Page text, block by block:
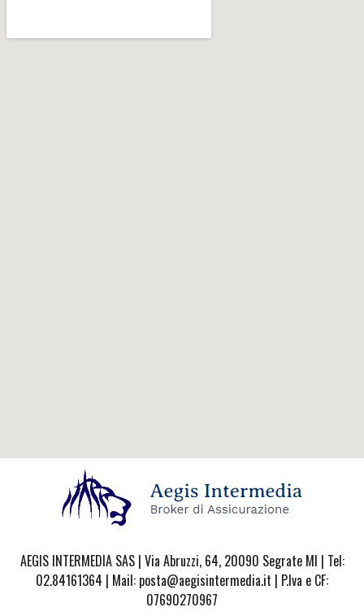
AEGIS INTERMEDIA SAS | Via Abruzzi, 64, 20090 Segrate MI | Tel:
02.84161364 | Mail: posta@aegisintermedia.it | P.Iva e CF:
07690270967